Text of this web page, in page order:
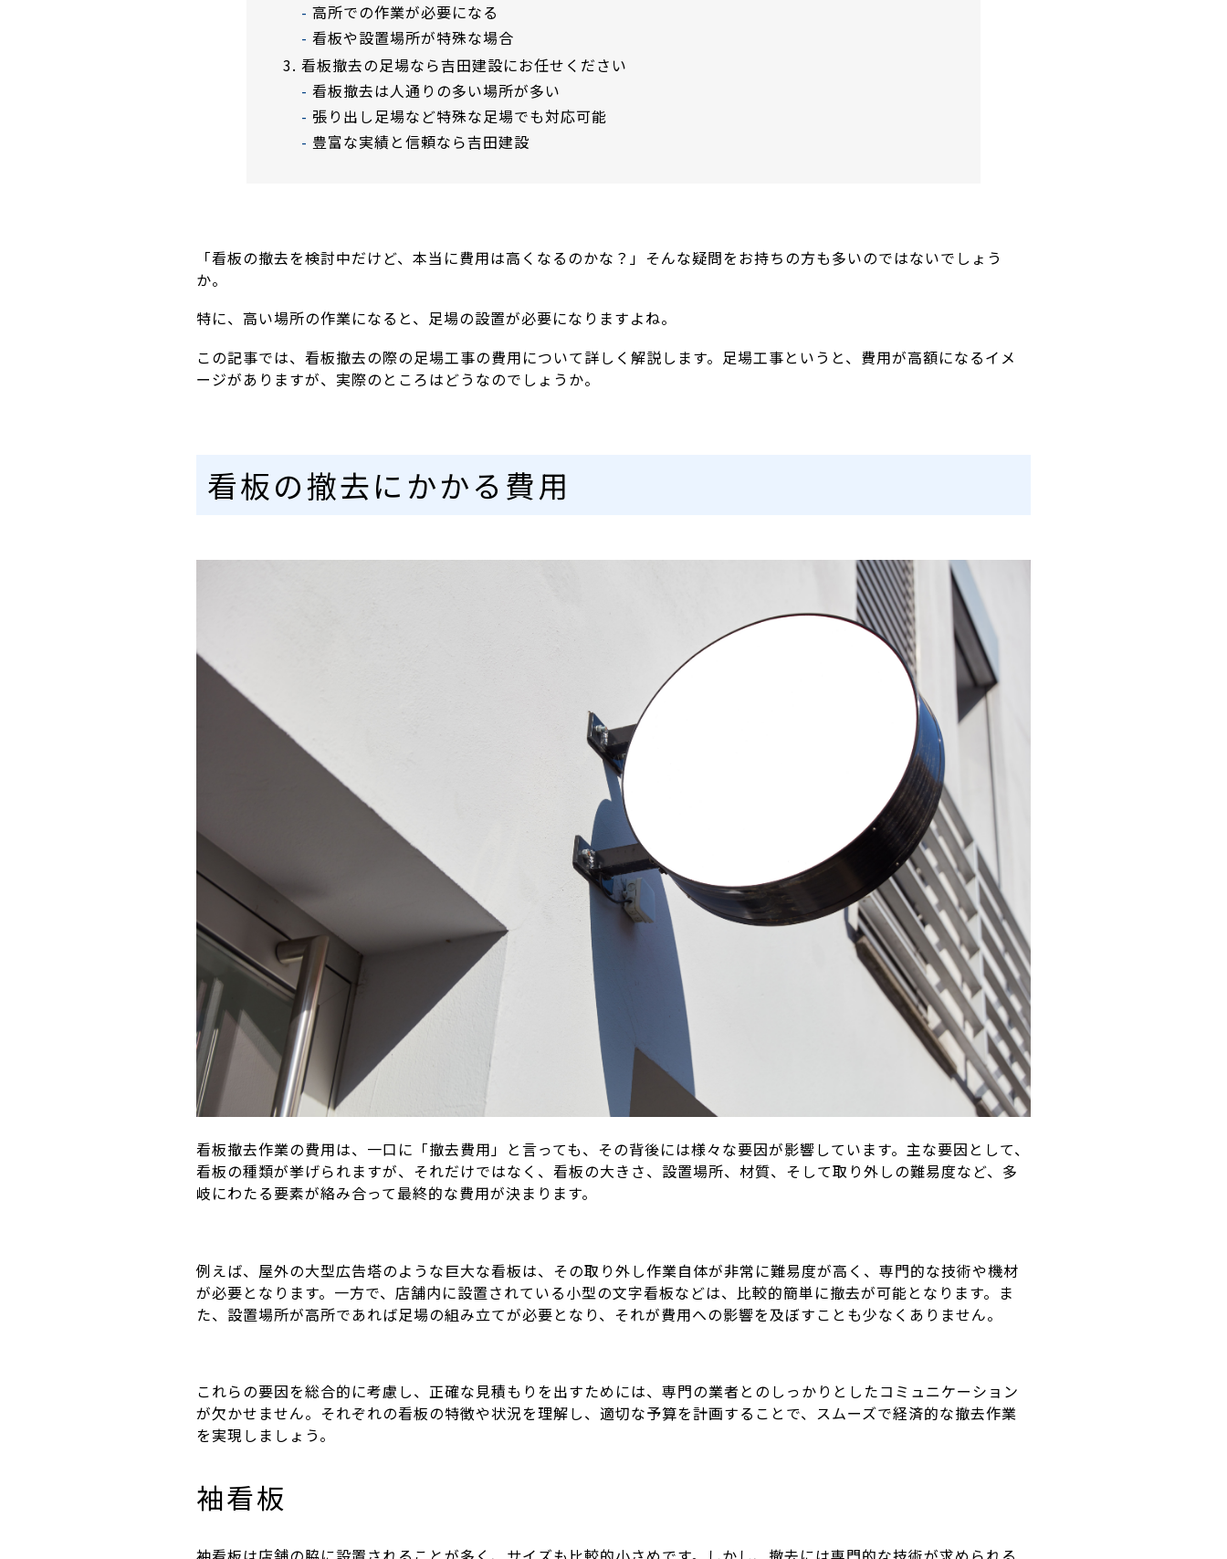
高所での作業が必要になる
看板や設置場所が特殊な場合
看板撤去の足場なら吉田建設にお任せください
看板撤去は人通りの多い場所が多い
張り出し足場など特殊な足場でも対応可能
豊富な実績と信頼なら吉田建設
「看板の撤去を検討中だけど、本当に費用は高くなるのかな？」そんな疑問をお持ちの方も多いのではないでしょう
か。
特に、高い場所の作業になると、足場の設置が必要になりますよね。
この記事では、看板撤去の際の足場工事の費用について詳しく解説します。 足場工事というと、費用が高額になるイメ
ージがありますが、実際のところはどうなのでしょうか。
看板の撤去にかかる費用
看板撤去作業の費用は、一口に「撤去費用」と言っても、その背後には様々な要因が影響しています。主な要因として、
看板の種類が挙げられますが、それだけではなく、看板の大きさ、設置場所、材質、そして取り外しの難易度など、多
岐にわたる要素が絡み合って最終的な費用が決まります。
例えば、屋外の大型広告塔のような巨大な看板は、その取り外し作業自体が非常に難易度が高く、専門的な技術や機材
が必要となります。一方で、店舗内に設置されている小型の文字看板などは、比較的簡単に撤去が可能となります。ま
た、設置場所が高所であれば足場の組み立てが必要となり、それが費用への影響を及ぼすことも少なくありません。
これらの要因を総合的に考慮し、正確な見積もりを出すためには、専門の業者とのしっかりとしたコミュニケーション
が欠かせません。それぞれの看板の特徴や状況を理解し、適切な予算を計画することで、スムーズで経済的な撤去作業
を実現しましょう。
袖看板